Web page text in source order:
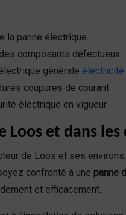
la panne électrique
composants défectueux
générale électricité
coupures de courant
électrique en vigueur
Loos et dans
de Loos et ses
confronté à une panne
et efficacement.